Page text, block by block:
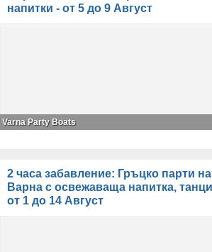
напитки - от 5 до 9 Август
Varna Party Boats
2 часа забавление: Гръцко парти
Варна с освежаваща напитка,
от 1 до 14 Αвгуст